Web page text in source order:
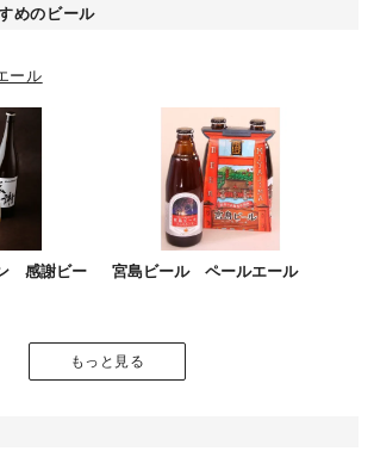
めのビール
ール
感謝ビー
宮島ビール ペールエール
もっと見る